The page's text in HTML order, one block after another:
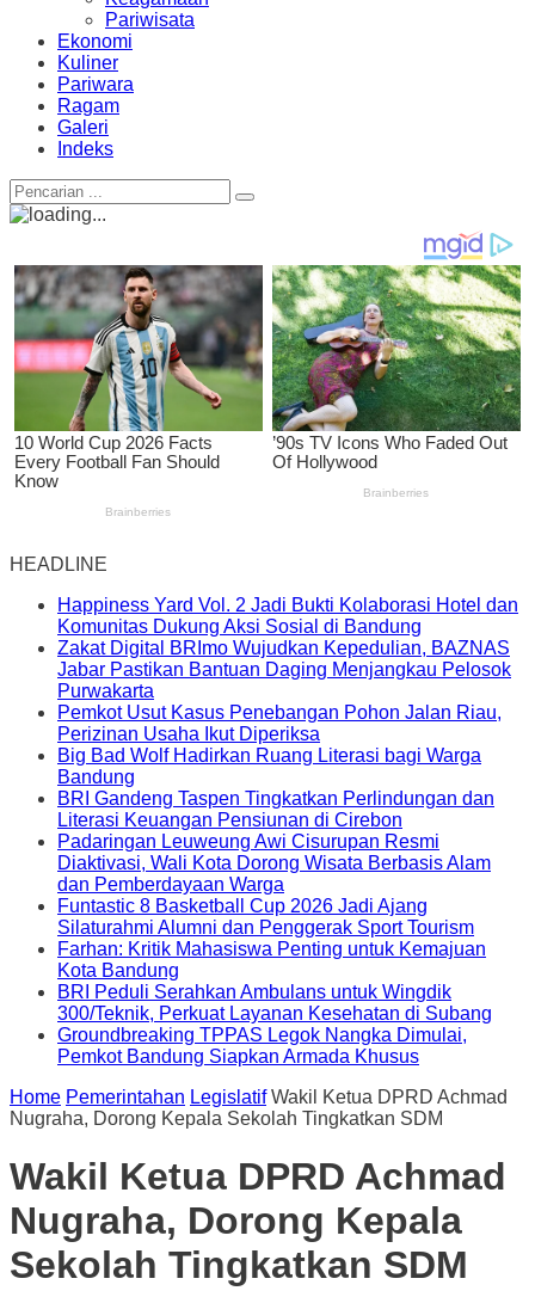
Pariwisata
Ekonomi
Kuliner
Pariwara
Ragam
Galeri
Indeks
HEADLINE
Happiness Yard Vol. 2 Jadi Bukti Kolaborasi Hotel dan
Komunitas Dukung Aksi Sosial di Bandung
Zakat Digital BRImo Wujudkan Kepedulian, BAZNAS
Jabar Pastikan Bantuan Daging Menjangkau Pelosok
Purwakarta
Pemkot Usut Kasus Penebangan Pohon Jalan Riau,
Perizinan Usaha Ikut Diperiksa
Big Bad Wolf Hadirkan Ruang Literasi bagi Warga
Bandung
BRI Gandeng Taspen Tingkatkan Perlindungan dan
Literasi Keuangan Pensiunan di Cirebon
Padaringan Leuweung Awi Cisurupan Resmi
Diaktivasi, Wali Kota Dorong Wisata Berbasis Alam
dan Pemberdayaan Warga
Funtastic 8 Basketball Cup 2026 Jadi Ajang
Silaturahmi Alumni dan Penggerak Sport Tourism
Farhan: Kritik Mahasiswa Penting untuk Kemajuan
Kota Bandung
BRI Peduli Serahkan Ambulans untuk Wingdik
300/Teknik, Perkuat Layanan Kesehatan di Subang
Groundbreaking TPPAS Legok Nangka Dimulai,
Pemkot Bandung Siapkan Armada Khusus
Home Pemerintahan Legislatif Wakil Ketua DPRD Achmad
Nugraha, Dorong Kepala Sekolah Tingkatkan SDM
Wakil Ketua DPRD Achmad
Nugraha, Dorong Kepala
Sekolah Tingkatkan SDM